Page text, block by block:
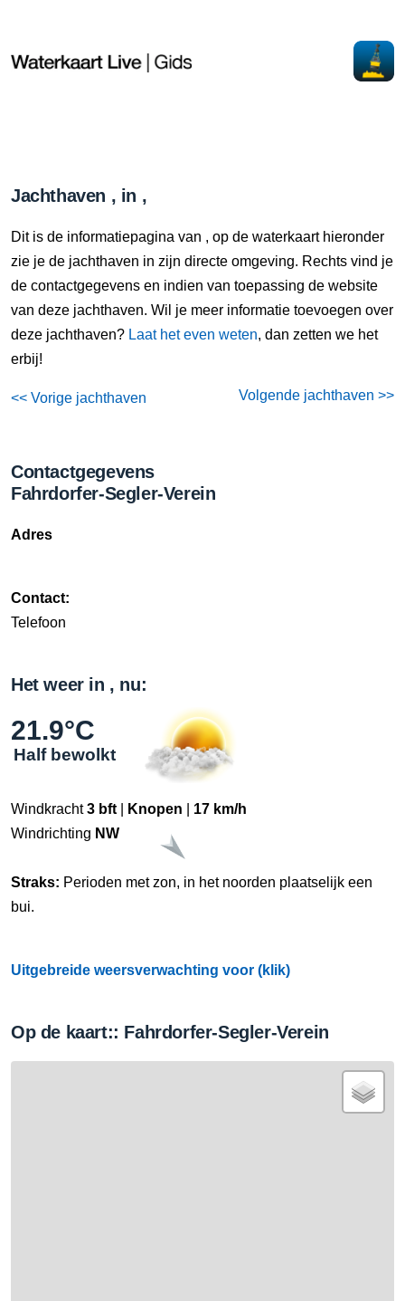
Jachthaven , in ,
Dit is de informatiepagina van , op de waterkaart hieronder
zie je de jachthaven in zijn directe omgeving. Rechts vind je
de contactgegevens en indien van toepassing de website
van deze jachthaven. Wil je meer informatie toevoegen over
deze jachthaven? Laat het even weten, dan zetten we het
erbij!
<< Vorige jachthaven Volgende jachthaven >>
Contactgegevens
Fahrdorfer-Segler-Verein
Adres
Contact:
Telefoon
Het weer in , nu:
21.9°C
Half bewolkt
Windkracht3 bft Knopen
17 km/h
Windrichting NW
Straks: Perioden met zon, in het noorden plaatselijk een
bui.
Uitgebreide weersverwachting voor (klik)
Op de kaart:: Fahrdorfer-Segler-Verein